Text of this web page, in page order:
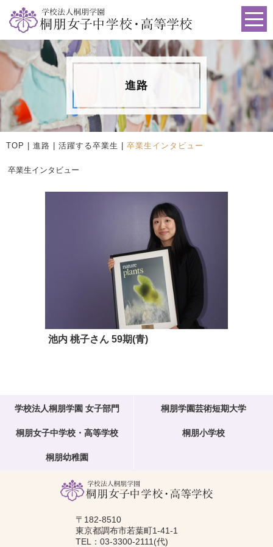
進路
TOP | 進路 | 活躍する卒業生 | 卒業生インタビュー
卒業生インタビュー
池内 桃子さん 59期(青)
学校法人桐朋学園 女子部門 桐朋学園芸術短期大学
桐朋女子中学校・高等学校 桐朋小学校
桐朋幼稚園
〒182-8510
東京都調布市若葉町1-41-1
TEL：03-3300-2111(代)